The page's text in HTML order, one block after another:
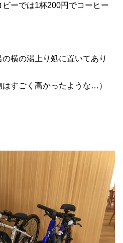
ーでは1杯200円でコーヒー
横の湯上り処に置いてあり
はすごく高かったような…）